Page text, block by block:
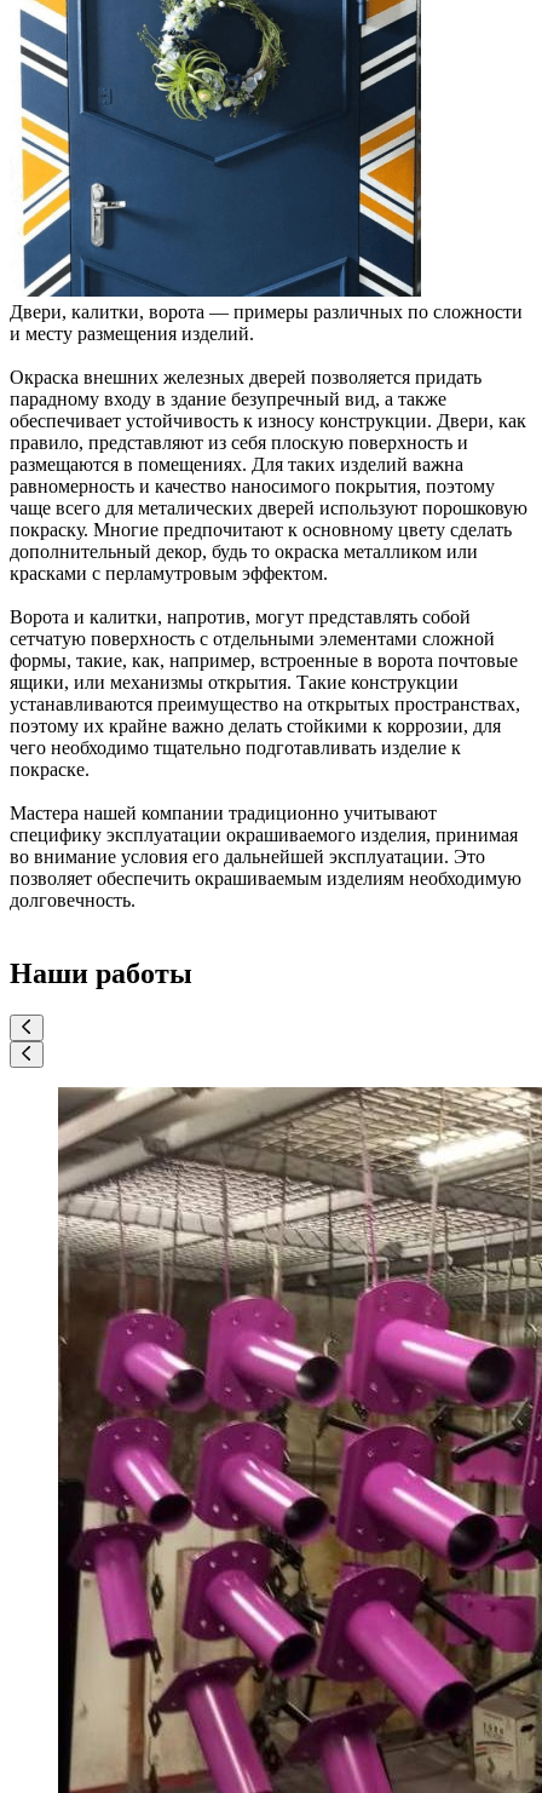
Двери, калитки, ворота — примеры различных по сложности
и месту размещения изделий.
Окраска внешних железных дверей позволяется придать
парадному входу в здание безупречный вид, а также
обеспечивает устойчивость к износу конструкции. Двери, как
правило, представляют из себя плоскую поверхность и
размещаются в помещениях. Для таких изделий важна
равномерность и качество наносимого покрытия, поэтому
чаще всего для металических дверей используют порошковую
покраску. Многие предпочитают к основному цвету сделать
дополнительный декор, будь то окраска металликом или
красками с перламутровым эффектом.
Ворота и калитки, напротив, могут представлять собой
сетчатую поверхность с отдельными элементами сложной
формы, такие, как, например, встроенные в ворота почтовые
ящики, или механизмы открытия. Такие конструкции
устанавливаются преимущество на открытых пространствах,
поэтому их крайне важно делать стойкими к коррозии, для
чего необходимо тщательно подготавливать изделие к
покраске.
Мастера нашей компании традиционно учитывают
специфику эксплуатации окрашиваемого изделия, принимая
во внимание условия его дальнейшей эксплуатации. Это
позволяет обеспечить окрашиваемым изделиям необходимую
долговечность.
Наши работы